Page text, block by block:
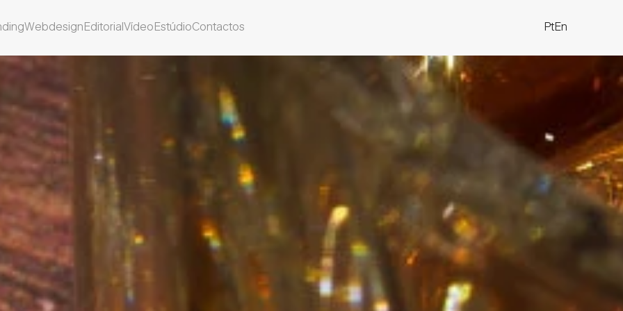
Webdesign Editorial Vídeo EstúdioContactos PtEn